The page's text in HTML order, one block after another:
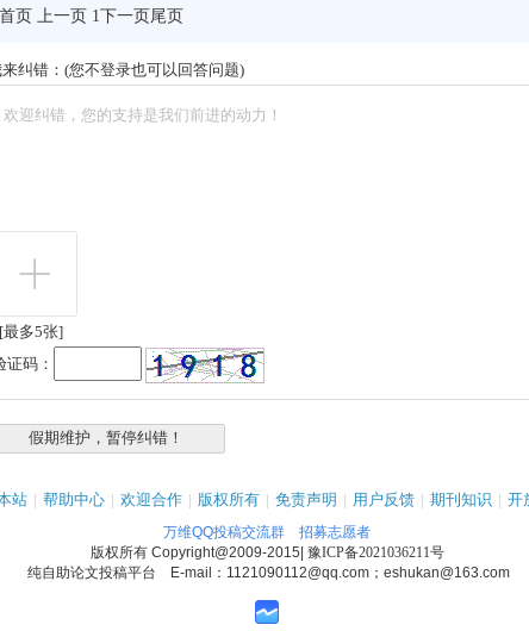
首页 上一页 1下一页尾页
纠错：(您不登录也可以回答问题)
多5张]
证码：
站 | 帮助中心 | 欢迎合作 | 版权所有 | 免责声明 | 用户反馈 | 期刊知识 | 开
万维QQ投稿交流群
招募志愿者
版权所有 Copyright@2009-2015| 豫ICP备2021036211号
纯自助论文投稿平台 E-mail：1121090112@qq.com；eshukan@163.com